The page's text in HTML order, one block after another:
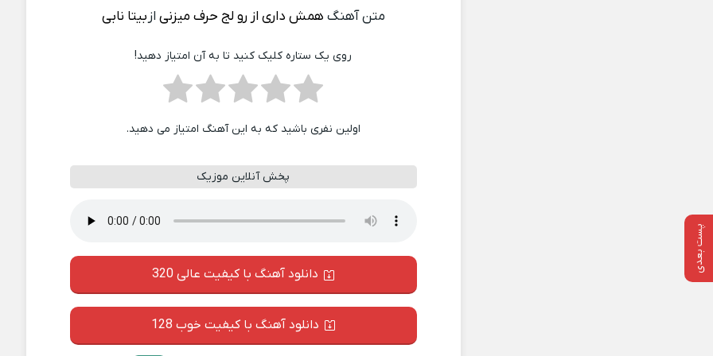
پست بعدی
متن آهنگ همش داری از رو لج حرف میزنی از بیتا نابی
روی یک ستاره کلیک کنید تا به آن امتیاز دهید!
اولین نفری باشید که به این آهنگ امتیاز می دهید.
پخش آنلاین موزیک
دانلود آهنگ با کیفیت عالی 320
دانلود آهنگ با کیفیت خوب 128